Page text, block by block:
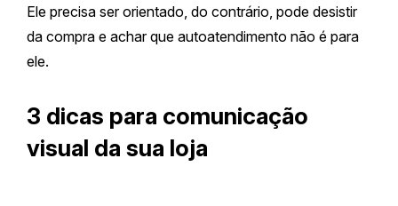
Ele precisa ser orientado, do contrário, pode desistir
da compra e achar que autoatendimento não é para
ele.
3 dicas para comunicação
visual da sua loja